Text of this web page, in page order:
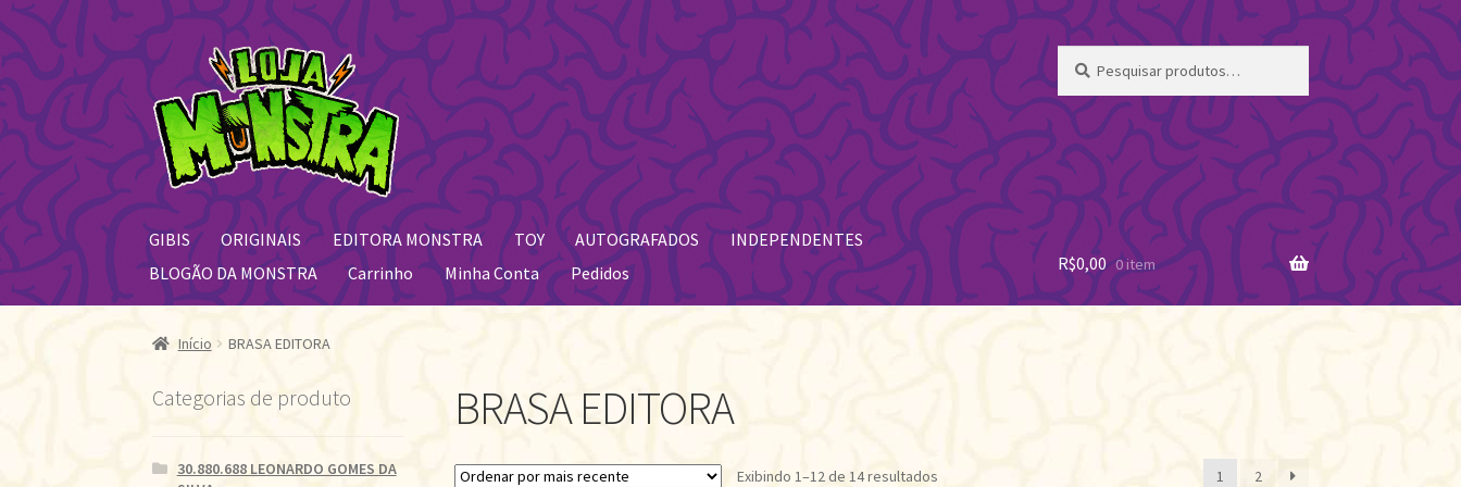
Pular
para
navegação
Pular
para
o
conteúdo
por:
GIBIS ORIGINAIS EDITORA MONSTRA TOY AUTOGRAFADOS
INDEPENDENTES
BLOGÃO DA MONSTRA
Carrinho Minha Conta Pedidos R$0,00 0 item
Início BRASA EDITORA
BRASA EDITORA
Exibindo 1–12 de 14 resultadosClassificado
1 2
Categorias de produto
30.880.688 LEONARDO GOMES DA